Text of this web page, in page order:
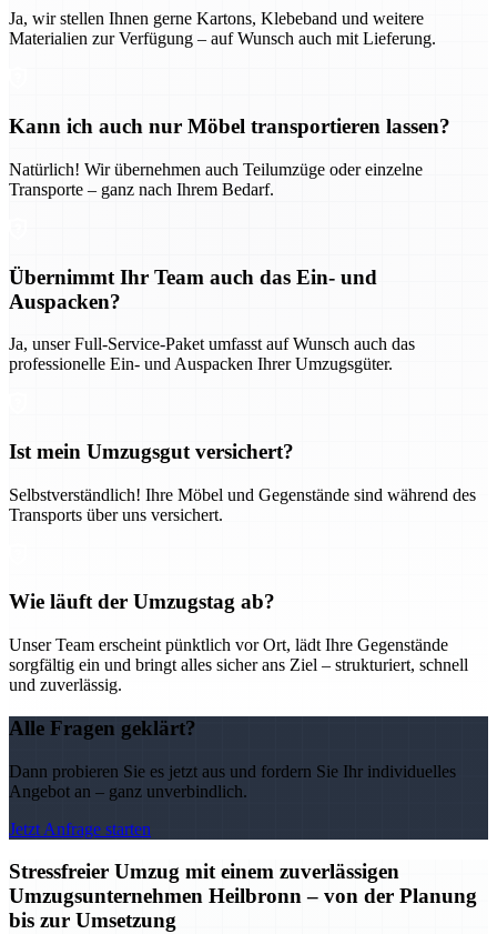
Ja, wir stellen Ihnen gerne Kartons, Klebeband und weitere
Materialien zur Verfügung – auf Wunsch auch mit Lieferung.
Kann ich auch nur Möbel transportieren lassen?
Natürlich! Wir übernehmen auch Teilumzüge oder einzelne
Transporte – ganz nach Ihrem Bedarf.
Übernimmt Ihr Team auch das Ein- und
Auspacken?
Ja, unser Full-Service-Paket umfasst auf Wunsch auch das
professionelle Ein- und Auspacken Ihrer Umzugsgüter.
Ist mein Umzugsgut versichert?
Selbstverständlich! Ihre Möbel und Gegenstände sind während des
Transports über uns versichert.
Wie läuft der Umzugstag ab?
Unser Team erscheint pünktlich vor Ort, lädt Ihre Gegenstände
sorgfältig ein und bringt alles sicher ans Ziel – strukturiert, schnell
und zuverlässig.
Alle Fragen geklärt?
Dann probieren Sie es jetzt aus und fordern Sie Ihr individuelles
Angebot an – ganz unverbindlich.
Jetzt Anfrage starten
Stressfreier Umzug mit einem zuverlässigen
Umzugsunternehmen Heilbronn – von der Planung
bis zur Umsetzung